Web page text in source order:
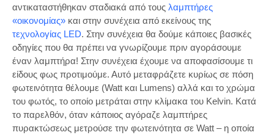
αντικαταστήθηκαν σταδιακά από τους λαμπτήρες
«οικονομίας» και στην συνέχεια από εκείνους της
τεχνολογίας LED. Στην συνέχεια θα δούμε κάποιες βασικές
οδηγίες που θα πρέπει να γνωρίζουμε πριν αγοράσουμε
έναν λαμπτήρα! Στην συνέχεια έχουμε να αποφασίσουμε τι
είδους φως προτιμούμε. Αυτό μεταφράζετε κυρίως σε πόση
φωτεινότητα θέλουμε (Watt και Lumens) αλλά και το χρώμα
του φωτός, το οποίο μετράται στην κλίμακα του Kelvin. Κατά
το παρελθόν, όταν κάποιος αγόραζε λαμπτήρες
πυρακτώσεως μετρούσε την φωτεινότητα σε Watt – η οποία